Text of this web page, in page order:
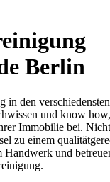
Berlin
in den
und know
Immobilie bei.
zu einem
Handwerk und